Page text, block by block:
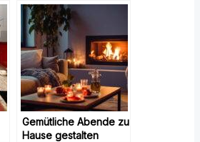
Störungen: Wie
Psychotherapie und
andere Ansätze
helfen können
Gemütliche Abende zu
Hause gestalten